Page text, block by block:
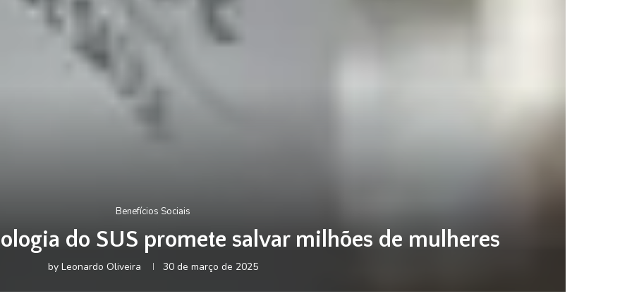
Benefícios Sociais
do SUS promete salvar milhões de mulheres
by Leonardo Oliveira 30 de março de 2025